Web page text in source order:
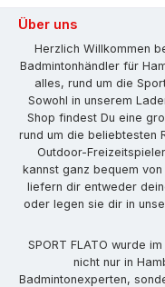
Über uns
Herzlich Willkommen
Badmintonhändler für
alles, rund um die
Sowohl in unserem
Shop findest Du eine
rund um die beliebtesten
Outdoor-
kannst ganz bequem
liefern dir entweder
oder legen sie dir in
SPORT FLATO wurde
nicht nur in
Badmintonexperten,